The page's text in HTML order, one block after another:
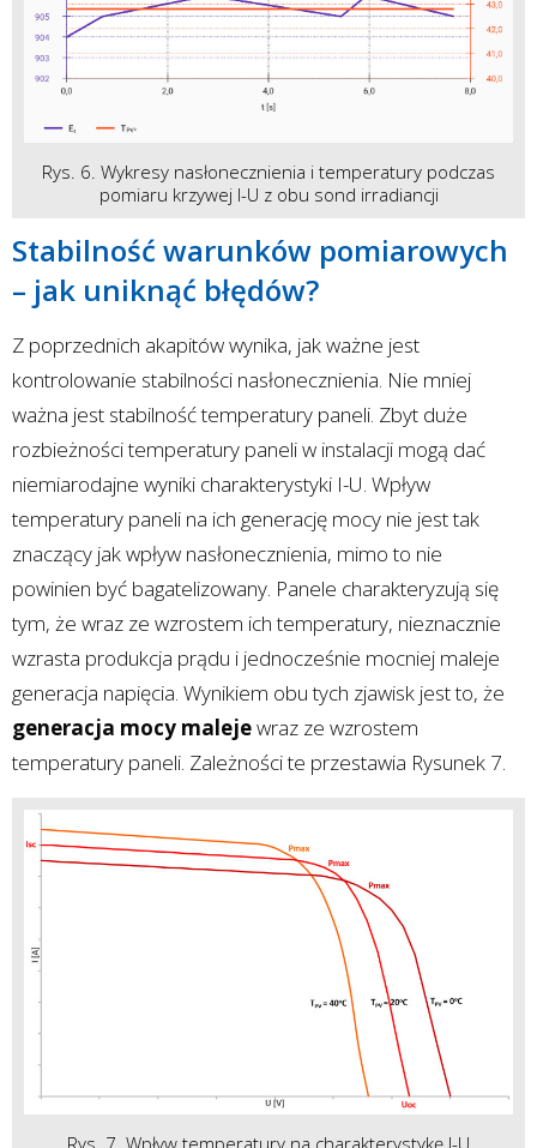
Rys. 6. Wykresy nasłonecznienia i temperatury podczas
pomiaru krzywej I-U z obu sond irradiancji
Stabilność warunków pomiarowych
– jak uniknąć błędów?
Z poprzednich akapitów wynika, jak ważne jest
kontrolowanie stabilności nasłonecznienia. Nie mniej
ważna jest stabilność temperatury paneli. Zbyt duże
rozbieżności temperatury paneli w instalacji mogą dać
niemiarodajne wyniki charakterystyki I-U. Wpływ
temperatury paneli na ich generację mocy nie jest tak
znaczący jak wpływ nasłonecznienia, mimo to nie
powinien być bagatelizowany. Panele charakteryzują się
tym, że wraz ze wzrostem ich temperatury, nieznacznie
wzrasta produkcja prądu i jednocześnie mocniej maleje
generacja napięcia. Wynikiem obu tych zjawisk jest to, że
generacja mocy malejewraz ze wzrostem
temperatury paneli. Zależności te przestawia Rysunek 7.
Rys. 7. Wpływ temperatury na charakterystykę I-U